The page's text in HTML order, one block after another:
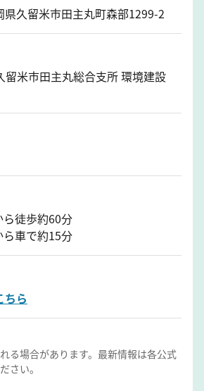
久留米市田主丸町森部1299-2
留米市田主丸総合支所 環境建設
徒歩約60分
車で約15分
ちら
る場合があります。最新情報は各公式
さい。